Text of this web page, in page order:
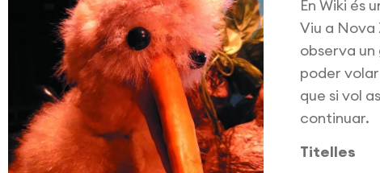
En Wiki és
Viu a Nova
observa
poder
que si vol
continuar.
Titelles